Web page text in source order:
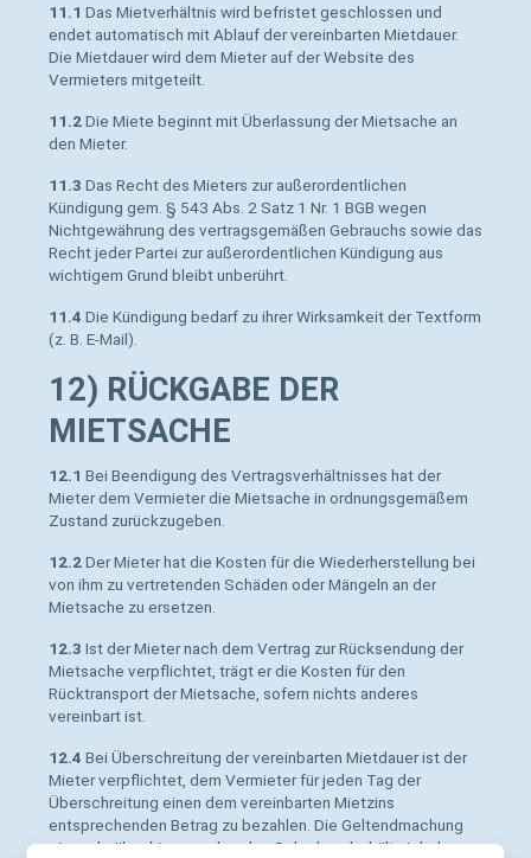
11.1 Das Mietverhältnis wird befristet geschlossen und
endet automatisch mit Ablauf der vereinbarten Mietdauer.
Die Mietdauer wird dem Mieter auf der Website des
Vermieters mitgeteilt.
11.2Die Miete beginnt mit Überlassung der Mietsache an
den Mieter.
11.3 Das Recht des Mieters zur außerordentlichen
Kündigung gem. § 543 Abs. 2 Satz 1 Nr. 1 BGB wegen
Nichtgewährung des vertragsgemäßen Gebrauchs sowie das
Recht jeder Partei zur außerordentlichen Kündigung aus
wichtigem Grund bleibt unberührt.
11.4 Die Kündigung bedarf zu ihrer Wirksamkeit der Textform
(z. B. E-Mail).
12) RÜCKGABE DER
MIETSACHE
12.1 Bei Beendigung des Vertragsverhältnisses hat der
Mieter dem Vermieter die Mietsache in ordnungsgemäßem
Zustand zurückzugeben.
12.2Der Mieter hat die Kosten für die Wiederherstellung bei
von ihm zu vertretenden Schäden oder Mängeln an der
Mietsache zu ersetzen.
12.3 Ist der Mieter nach dem Vertrag zur Rücksendung der
Mietsache verpflichtet, trägt er die Kosten für den
Rücktransport der Mietsache, sofern nichts anderes
vereinbart ist.
12.4 Bei Überschreitung der vereinbarten Mietdauer ist der
Mieter verpflichtet, dem Vermieter für jeden Tag der
Überschreitung einen dem vereinbarten Mietzins
entsprechenden Betrag zu bezahlen. Die Geltendmachung
eines darüber hinaus gehenden Schadens behält sich der